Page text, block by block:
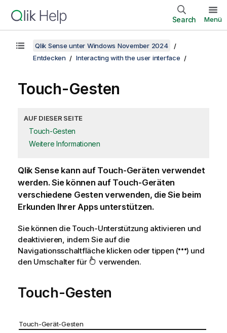
Search Menü
Qlik Sense unter Windows November 2024
Entdecken
Interacting with the user interface
Touch-Gesten
AUF DIESER SEITE
Touch-Gesten
Weitere Informationen
Qlik Sensekann auf Touch-Geräten verwendet
werden. Sie können auf Touch-Geräten
verschiedene Gesten verwenden, die Sie beim
Erkunden Ihrer Apps unterstützen.
Sie können die Touch-Unterstützung aktivieren und
deaktivieren, indem Sie auf die
Navigationsschaltfläche klicken oder tippen (
) und
den Umschalter für
verwenden.
Touch-Gesten
Touch-Gerät-Gesten